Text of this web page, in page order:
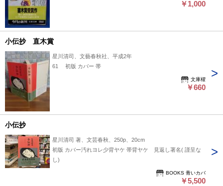
￥1,000
小伝抄 直木賞
星川清司、文藝春秋社、平成2年
61 初版 カバー 帯
文庫櫂
￥660
小伝抄
星川清司 著、文芸春秋、250p、20cm
初版 カバー汚れヨレ少背ヤケ 帯背ヤケ 見返し署名( 謹呈な
し)
BOOKS 青いカバ
￥5,500